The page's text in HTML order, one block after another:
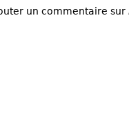
un commentaire sur